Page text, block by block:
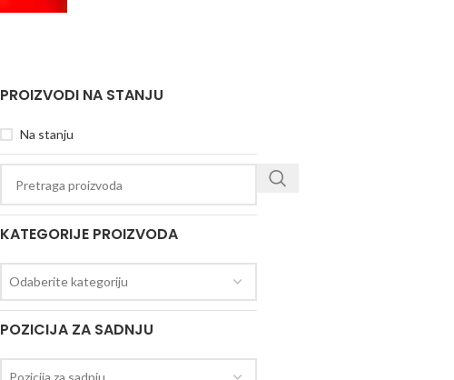
PROIZVODI NA STANJU
Na stanju
KATEGORIJE PROIZVODA
Odaberite kategoriju
POZICIJA ZA SADNJU
Pozicija za sadnju